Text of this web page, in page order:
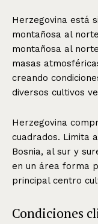
Herzegovina está
montañosa al
montañosa al
masas
creando
diversos cultivos
Herzegovina
cuadrados. Limita
Bosnia, al sur y
en un área forma
principal centro
Condiciones